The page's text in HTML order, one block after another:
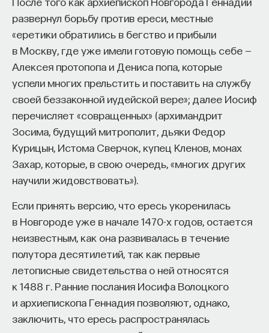
развернул борьбу против ереси, местные
«еретики обратились в бегство и прибыли
в Москву, где уже имели готовую помощь себе —
Алексея протопопа и Дениса попа, которые
успели многих прельстить и поставить на службу
своей беззаконной иудейской вере»; далее Иосиф
перечисляет «совращенных» (архимандрит
Зосима, будущий митрополит, дьяки Федор
Курицын, Истома Сверчок, купец Кленов, монах
Захар, которые, в свою очередь, «многих других
научили жидовствовать»).
Если принять версию, что ересь укоренилась
в Новгороде уже в начале 1470-х годов, остается
неизвестным, как она развивалась в течение
полутора десятилетий, так как первые
летописные свидетельства о ней относятся
к 1488 г. Ранние послания Иосифа Волоцкого
и архиепископа Геннадия позволяют, однако,
заключить, что ересь распространялась